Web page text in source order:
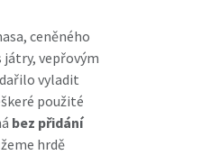
ceněného
játry, vepřovým
vyladit
použité
bez přidání
hrdě